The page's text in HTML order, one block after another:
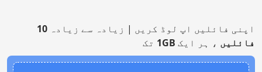
اپنی فائلیں اپ لوڈ کریں | زیادہ سے زیادہ 10
فائلیں ، ہر ایک 1GB تک